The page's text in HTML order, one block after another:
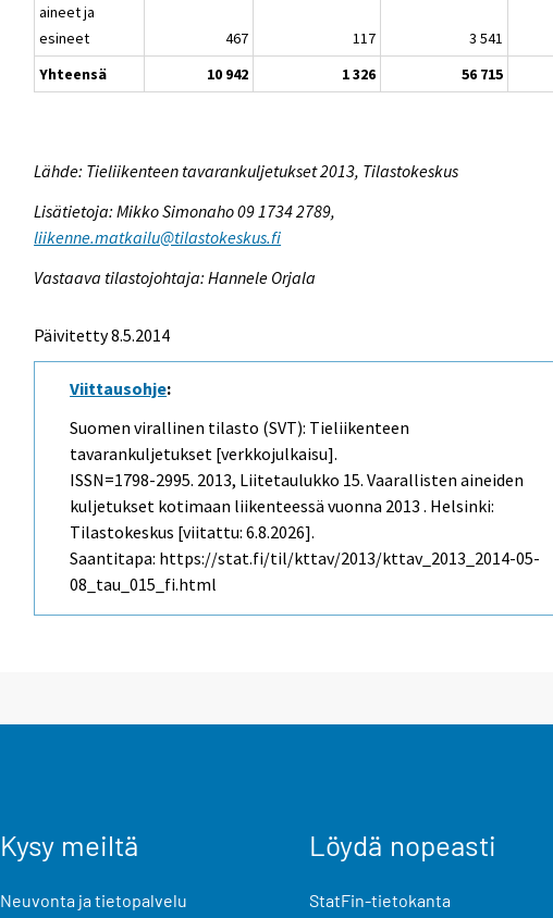
aineet ja
esineet
467 117 3 541
Yhteensä
10 942 1 326 56 715
Lähde: Tieliikenteen tavarankuljetukset 2013, Tilastokeskus
Lisätietoja: Mikko Simonaho 09 1734 2789,
liikenne.matkailu@tilastokeskus.fi
Vastaava tilastojohtaja: Hannele Orjala
Päivitetty 8.5.2014
Viittausohje:
Suomen virallinen tilasto (SVT): Tieliikenteen
tavarankuljetukset [verkkojulkaisu].
ISSN=1798-2995. 2013, Liitetaulukko 15. Vaarallisten aineiden
kuljetukset kotimaan liikenteessä vuonna 2013 . Helsinki:
Tilastokeskus [viitattu: 6.8.2026].
Saantitapa: https://stat.fi/til/kttav/2013/kttav_2013_2014-05-
08_tau_015_fi.html
Kysy meiltä
Neuvonta ja tietopalvelu
Löydä nopeasti
StatFin-tietokanta